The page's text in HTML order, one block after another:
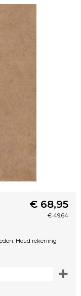
€ 68,95
€ 49,64
Houd rekening